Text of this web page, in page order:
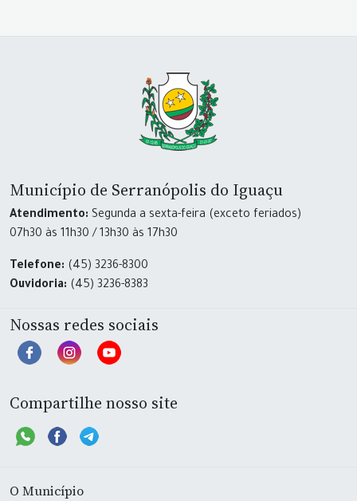
Município de Serranópolis do Iguaçu
Atendimento: Segunda a sexta-feira (exceto feriados)
07h30 às 11h30 / 13h30 às 17h30
Telefone: (45) 3236-8300
Ouvidoria: (45) 3236-8383
Nossas redes sociais
Compartilhe nosso site
O Município